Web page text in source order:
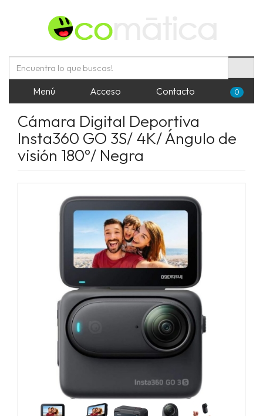
Menú Acceso Contacto 0
Cámara Digital Deportiva
Insta360 GO 3S/ 4K/ Ángulo de
visión 180º/ Negra